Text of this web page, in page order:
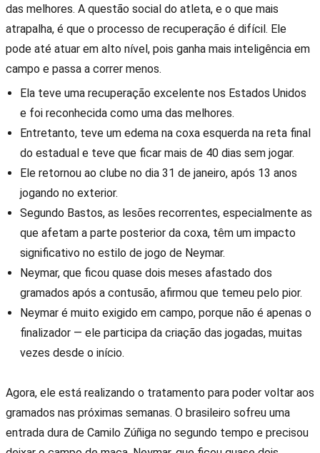
das melhores. A questão social do atleta, e o que mais
atrapalha, é que o processo de recuperação é difícil. Ele
pode até atuar em alto nível, pois ganha mais inteligência em
campo e passa a correr menos.
Ela teve uma recuperação excelente nos Estados Unidos
e foi reconhecida como uma das melhores.
Entretanto, teve um edema na coxa esquerda na reta final
do estadual e teve que ficar mais de 40 dias sem jogar.
Ele retornou ao clube no dia 31 de janeiro, após 13 anos
jogando no exterior.
Segundo Bastos, as lesões recorrentes, especialmente as
que afetam a parte posterior da coxa, têm um impacto
significativo no estilo de jogo de Neymar.
Neymar, que ficou quase dois meses afastado dos
gramados após a contusão, afirmou que temeu pelo pior.
Neymar é muito exigido em campo, porque não é apenas o
finalizador — ele participa da criação das jogadas, muitas
vezes desde o início.
Agora, ele está realizando o tratamento para poder voltar aos
gramados nas próximas semanas. O brasileiro sofreu uma
entrada dura de Camilo Zúñiga no segundo tempo e precisou